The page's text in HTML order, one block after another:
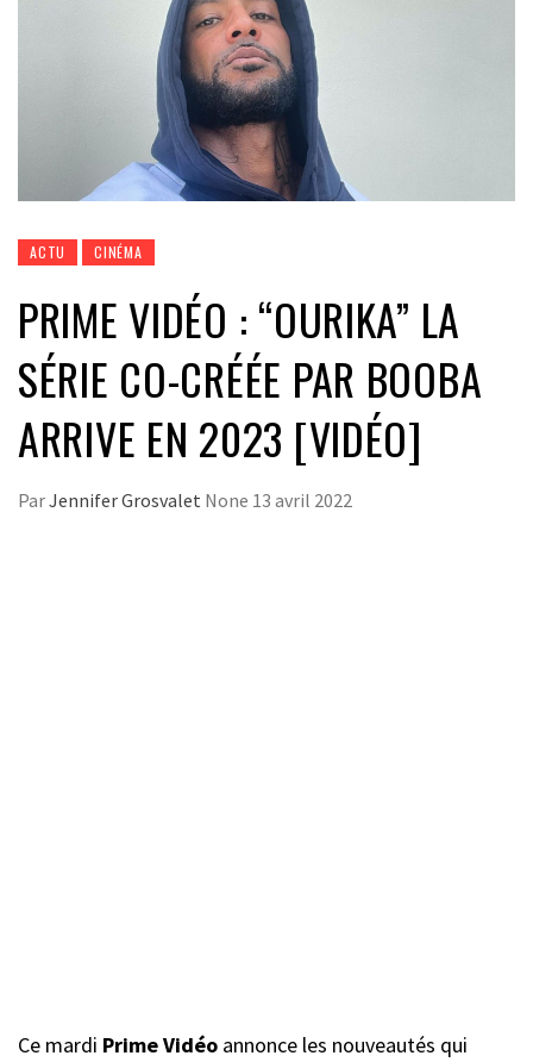
ACTU CINÉMA
PRIME VIDÉO : “OURIKA” LA
SÉRIE CO-CRÉÉE PAR BOOBA
ARRIVE EN 2023 [VIDÉO]
ParJennifer Grosvalet None 13 avril 2022
Ce mardi Prime Vidéo annonce les nouveautés qui